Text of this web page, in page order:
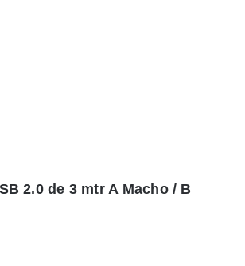
2.0 de 3 mtr A Macho / B